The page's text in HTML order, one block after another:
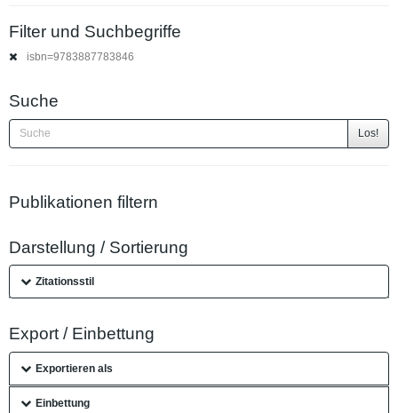
Filter und Suchbegriffe
isbn=9783887783846
Suche
Los!
Publikationen filtern
Darstellung / Sortierung
Zitationsstil
Export / Einbettung
Exportieren als
Einbettung